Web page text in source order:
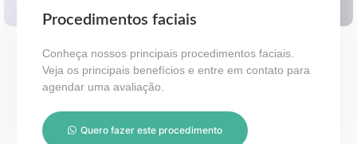
Procedimentos faciais
Conheça nossos principais procedimentos faciais.
Veja os principais benefícios e entre em contato para
agendar uma avaliação.
Quero fazer este procedimento